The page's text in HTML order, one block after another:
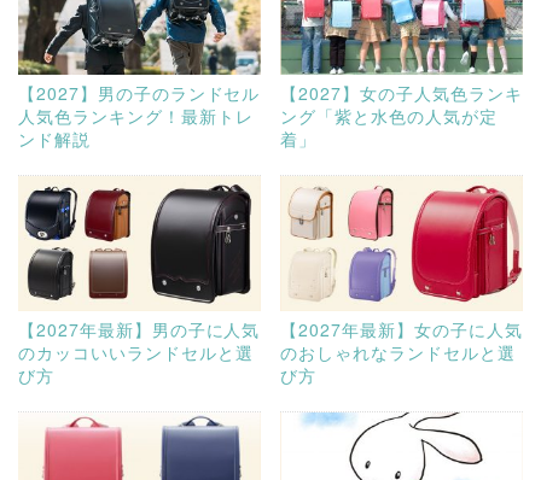
【2027】男の子のランドセル
人気色ランキング！最新トレ
ンド解説
【2027】女の子人気色ランキ
ング「紫と水色の人気が定
着」
【2027年最新】男の子に人気
のカッコいいランドセルと選
び方
【2027年最新】女の子に人気
のおしゃれなランドセルと選
び方